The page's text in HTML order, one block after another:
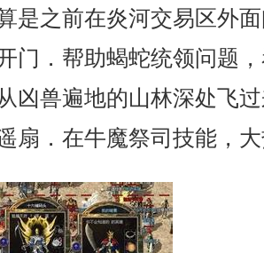
是之前在炎河交易区外
门．帮助蝎蛇统领问题
凶兽遍地的山林深处飞
扇．在牛魔祭司技能，